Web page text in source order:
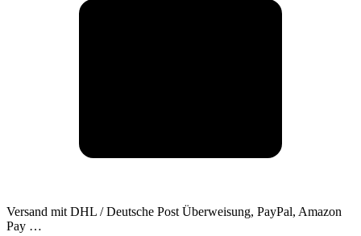
Versand mit DHL / Deutsche Post Überweisung, PayPal, Amazon
Pay …